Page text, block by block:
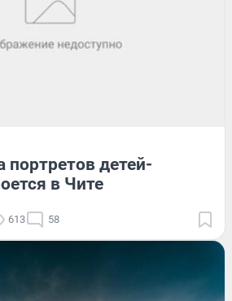
детей-
в Чите
613 58